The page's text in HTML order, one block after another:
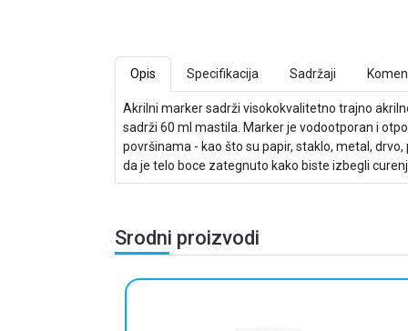
Opis Specifikacija Sadržaji
Akrilni marker sadrži visokokvalitetno trajno
sadrži 60 ml mastila. Marker je vodootporan i
površinama - kao što su papir, staklo, metal,
da je telo boce zategnuto kako biste izbegli
Srodni proizvodi